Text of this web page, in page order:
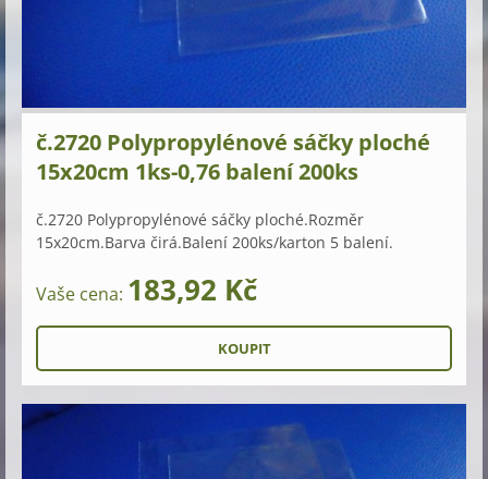
č.2720 Polypropylénové sáčky ploché
15x20cm 1ks-0,76 balení 200ks
č.2720 Polypropylénové sáčky ploché.Rozměr
15x20cm.Barva čirá.Balení 200ks/karton 5 balení.
Vaše cena: 183,92 Kč